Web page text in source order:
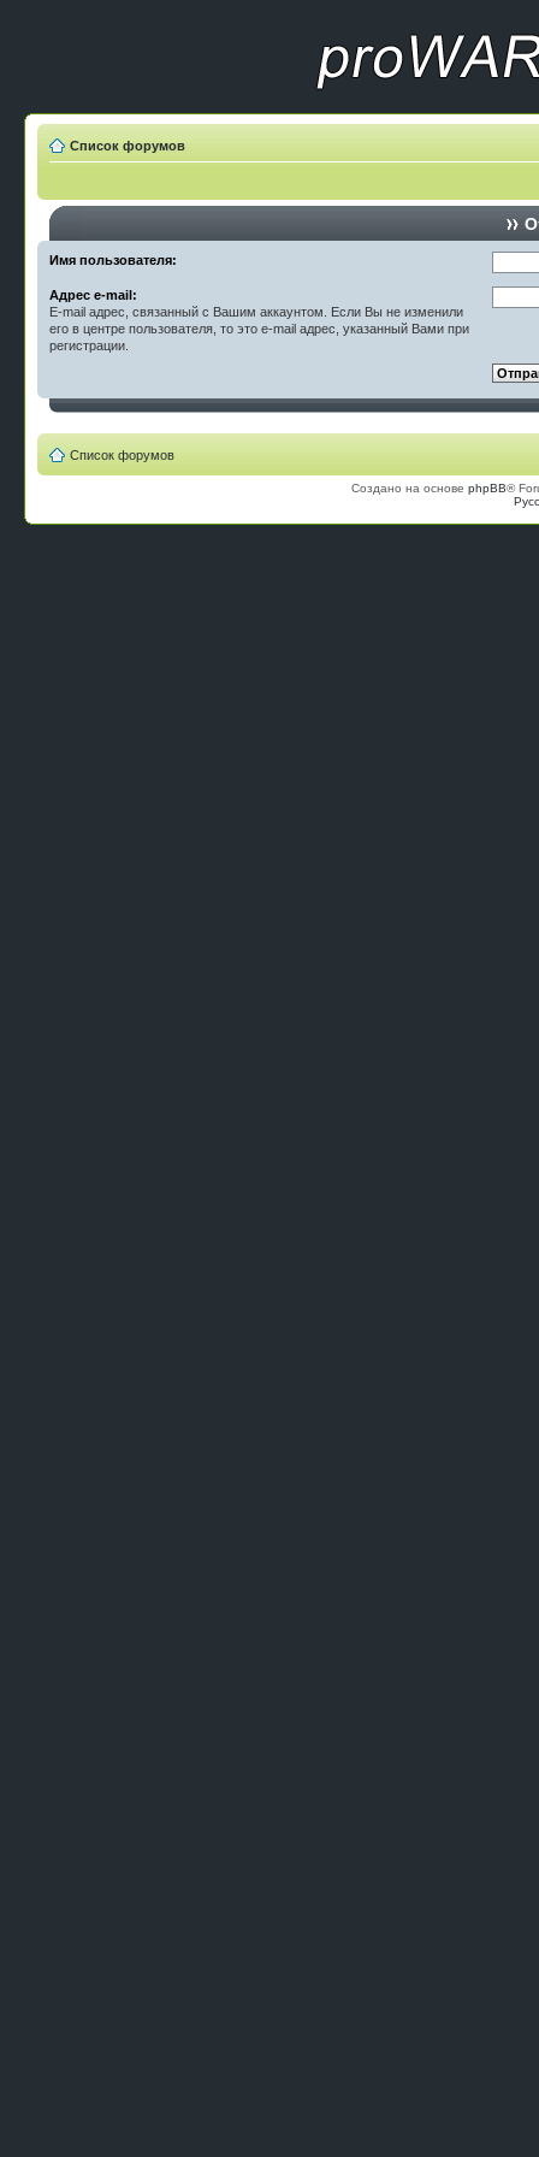
Список форумов
Имя пользователя:
Адрес e-mail:
E-mail адрес, связанный с Вашим аккаунтом. Если Вы не изменили
его в центре пользователя, то это e-mail адрес, указанный Вами при
регистрации.
Список форумов
Создано на основе phpBB®